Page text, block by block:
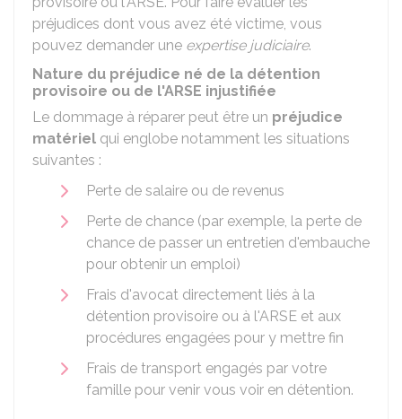
préjudices dont vous avez été victime, vous
pouvez demander une expertise judiciaire.
Nature du préjudice né de la détention
provisoire ou de l'ARSE injustifiée
Le dommage à réparer peut être un préjudice
matériel qui englobe notamment les situations
suivantes :
Perte de salaire ou de revenus
Perte de chance (par exemple, la perte de
chance de passer un entretien d'embauche
pour obtenir un emploi)
Frais d'avocat directement liés à la
détention provisoire ou à l'ARSE et aux
procédures engagées pour y mettre fin
Frais de transport engagés par votre
famille pour venir vous voir en détention.